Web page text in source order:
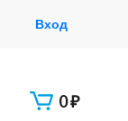
Вход
0₽